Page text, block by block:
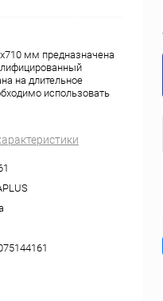
мм предназначена
на длительное
использовать